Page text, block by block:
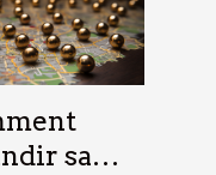
sa